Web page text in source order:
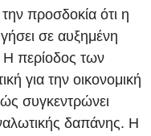
προσδοκία ότι η
σε αυξημένη
Η περίοδος των
για την οικονομική
συγκεντρώνει
δαπάνης. Η